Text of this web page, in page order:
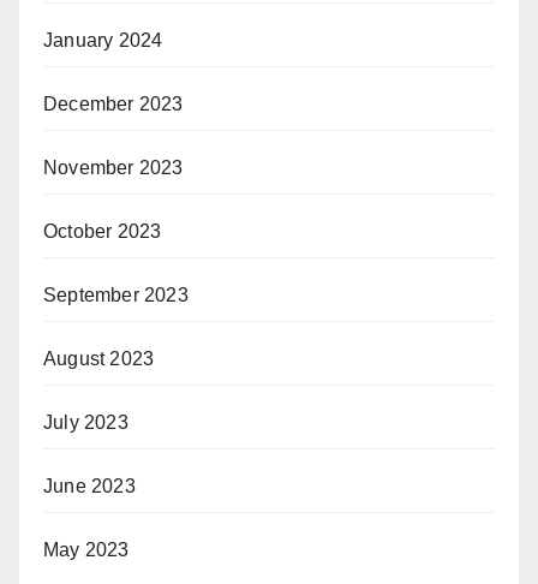
January 2024
December 2023
November 2023
October 2023
September 2023
August 2023
July 2023
June 2023
May 2023